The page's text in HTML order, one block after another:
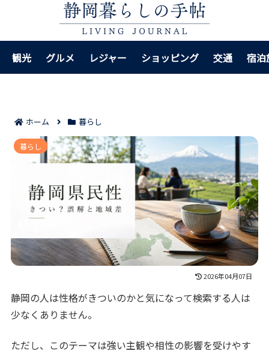
観光 グルメ レジャー ショッピング 交通 宿泊
ホーム 暮らし
静岡の人が性格きついと見られる理由7つ｜誤解されや
すい場面と地域差を落ち着いて整理！
暮らし
2026年04月07日
静岡の人は性格がきついのかと気になって検索する人は
少なくありません。
ただし、このテーマは強い主観や相性の影響を受けやす